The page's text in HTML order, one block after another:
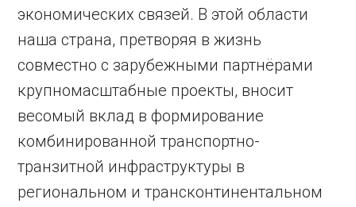
экономических связей. В этой области
наша страна, претворяя в жизнь
совместно с зарубежными партнёрами
крупномасштабные проекты, вносит
весомый вклад в формирование
комбинированной транспортно-
транзитной инфраструктуры в
региональном и трансконтинентальном